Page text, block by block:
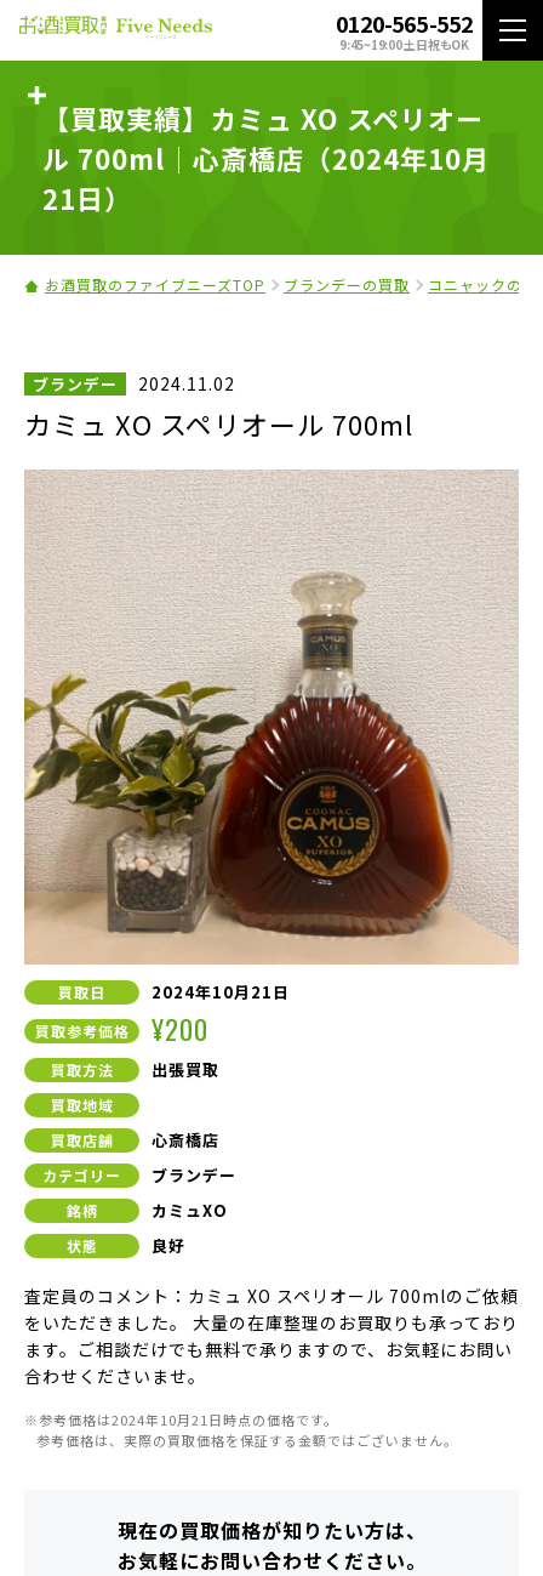
0120-565-552
9:45~19:00 土日祝もOK
【買取実績】カミュ XO スペリオー
ル 700ml｜心斎橋店（2024年10月
21日）
お酒買取のファイブニーズTOP ブランデーの買取 コニャックの買
ブランデー 2024.11.02
カミュ XO スペリオール 700ml
買取日 2024年10月21日
買取参考価格 ¥200
買取方法 出張買取
買取地域
買取店舗
心斎橋店
カテゴリー ブランデー
銘柄 カミュXO
状態 良好
査定員のコメント：カミュ XO スペリオール 700mlのご依頼
をいただきました。 大量の在庫整理のお買取りも承っており
ます。ご相談だけでも無料で承りますので、お気軽にお問い
合わせくださいませ。
※参考価格は2024年10月21日時点の価格です。
参考価格は、実際の買取価格を保証する金額ではございません。
現在の買取価格が知りたい方は、
お気軽にお問い合わせください。